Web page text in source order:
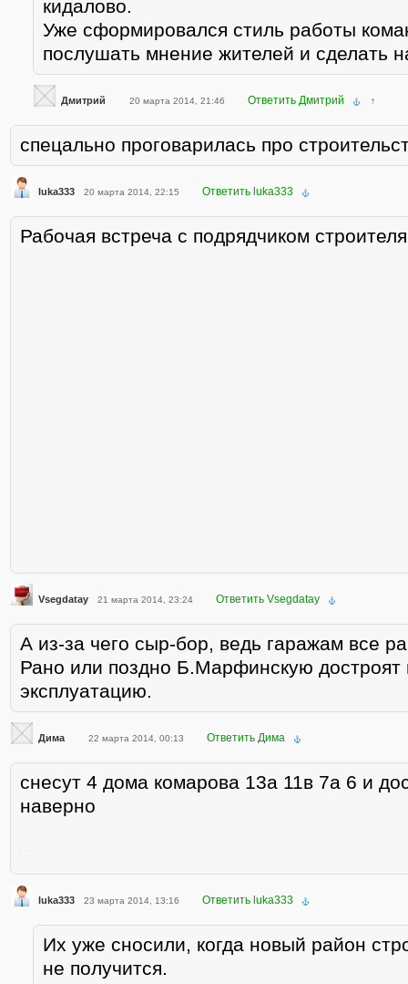
кидалово.
Уже сформировался стиль работы
послушать мнение жителей и сделать
Дмитрий 20 марта 2014, 21:46 Ответить Дмитрий ↑
спецально проговарилась про
luka333 20 марта 2014, 22:15 Ответить luka333
Рабочая встреча с подрядчиком
Vsegdatay 21 марта 2014, 23:24 Ответить Vsegdatay
А из-за чего сыр-бор, ведь гаражам все
Рано или поздно Б.Марфинскую достроят
эксплуатацию.
Дима 22 марта 2014, 00:13 Ответить Дима
снесут 4 дома комарова 13а 11в 7а 6 и
наверно
luka333 23 марта 2014, 13:16 Ответить luka333
Их уже сносили, когда новый район
не получится.